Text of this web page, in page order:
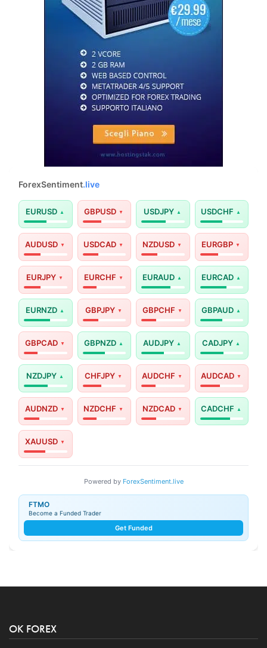
ForexSentiment.live
EURUSD GBPUSD USDJPY USDCHF
AUDUSD USDCAD NZDUSD EURGBP
EURJPY EURCHF EURAUD EURCAD
EURNZD GBPJPY GBPCHF GBPAUD
GBPCAD GBPNZD AUDJPY CADJPY
NZDJPY CHFJPY AUDCHF AUDCAD
AUDNZD NZDCHF NZDCAD CADCHF
XAUUSD
Powered by ForexSentiment.live
FTMO
Become a Funded Trader
Get Funded
OK FOREX